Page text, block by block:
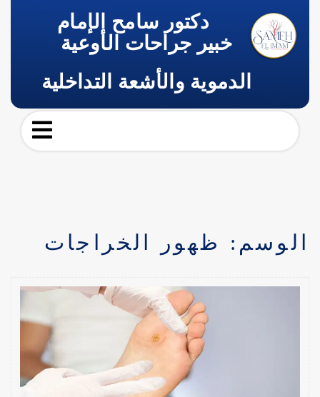
دكتور سامح الإمام
خبير جراحات الأوعية
الدموية والأشعة التداخلية
الوسم: ظهور الخراجات